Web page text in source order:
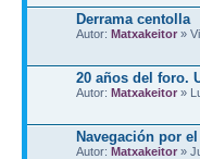
Derrama centolla
Autor: Matxakeitor »
20 años del foro.
Autor: Matxakeitor »
Navegación por
Autor: Matxakeitor »